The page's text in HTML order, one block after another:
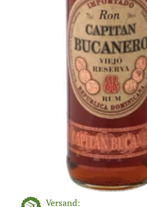
Versand: